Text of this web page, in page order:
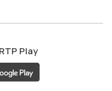
RTP Play